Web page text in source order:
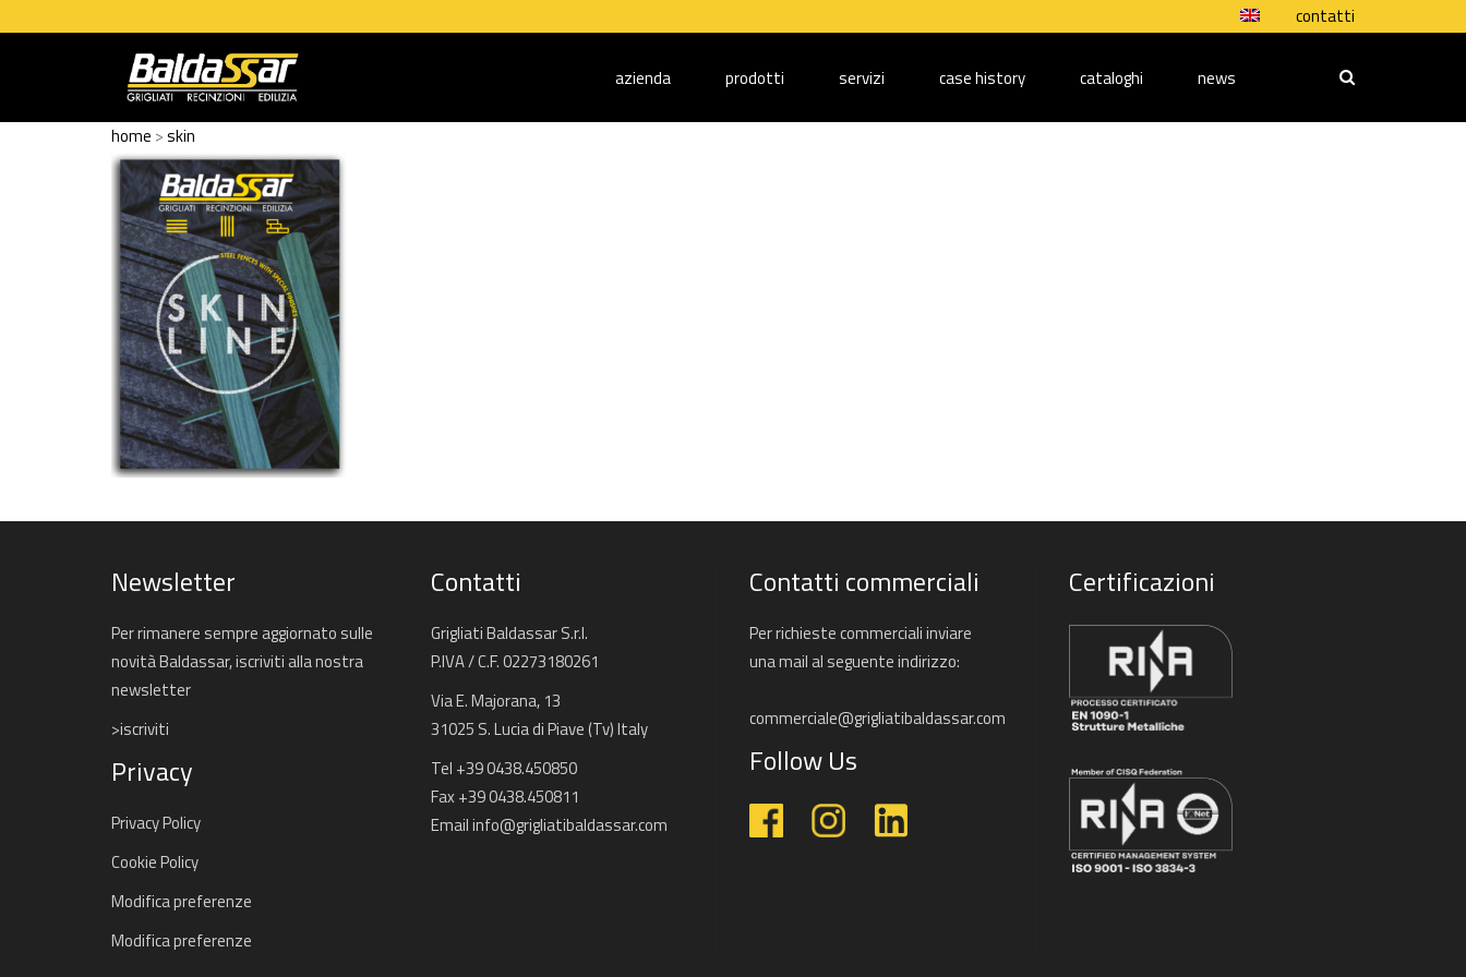
contatti
azienda prodotti servizi case history cataloghi news
home >skin
Newsletter
Per rimanere sempre aggiornato sulle
novità Baldassar, iscriviti alla nostra
newsletter
>iscriviti
Privacy
Privacy Policy
Cookie Policy
Modifica preferenze
Modifica preferenze
Contatti
Grigliati Baldassar S.r.l.
P.IVA / C.F. 02273180261
Via E. Majorana, 13
31025 S. Lucia di Piave (Tv) Italy
Tel +39 0438.450850
Fax +39 0438.450811
Emailinfo@grigliatibaldassar.com
Contatti commerciali
Per richieste commerciali inviare
una mail al seguente indirizzo:
commerciale@grigliatibaldassar.com
Follow Us
Certificazioni